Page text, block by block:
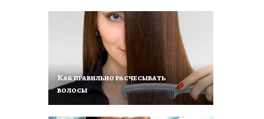
Как правильно расчесывать
волосы